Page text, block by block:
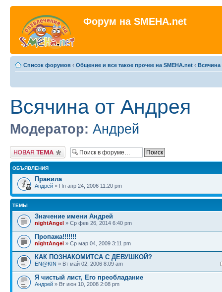
Форум на SMEHA.net
Список форумов ‹ Общение и все такое прочее на SMEHA.net ‹ Всячина
Всячина от Андрея
Модератор: Андрей
Новая тема
ОБЪЯВЛЕНИЯ
Правила
Андрей » Пн апр 24, 2006 11:20 pm
ТЕМЫ
Значение имени Андрей
nightAngel » Ср фев 26, 2014 6:40 pm
Пропажа!!!!!!!
nightAngel » Ср мар 04, 2009 3:11 pm
КАК ПОЗНАКОМИТСА С ДЕВУШКОЙ?
EN@KIN » Вт май 02, 2006 8:09 am
Я чистый лист, Его преобладание
Андрей » Вт июн 10, 2008 2:08 pm